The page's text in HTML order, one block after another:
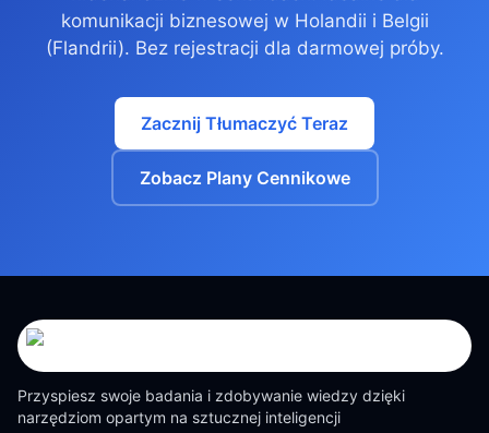
komunikacji biznesowej w Holandii i Belgii
(Flandrii). Bez rejestracji dla darmowej próby.
Zacznij Tłumaczyć Teraz
Zobacz Plany Cennikowe
Przyspiesz swoje badania i zdobywanie wiedzy dzięki
narzędziom opartym na sztucznej inteligencji